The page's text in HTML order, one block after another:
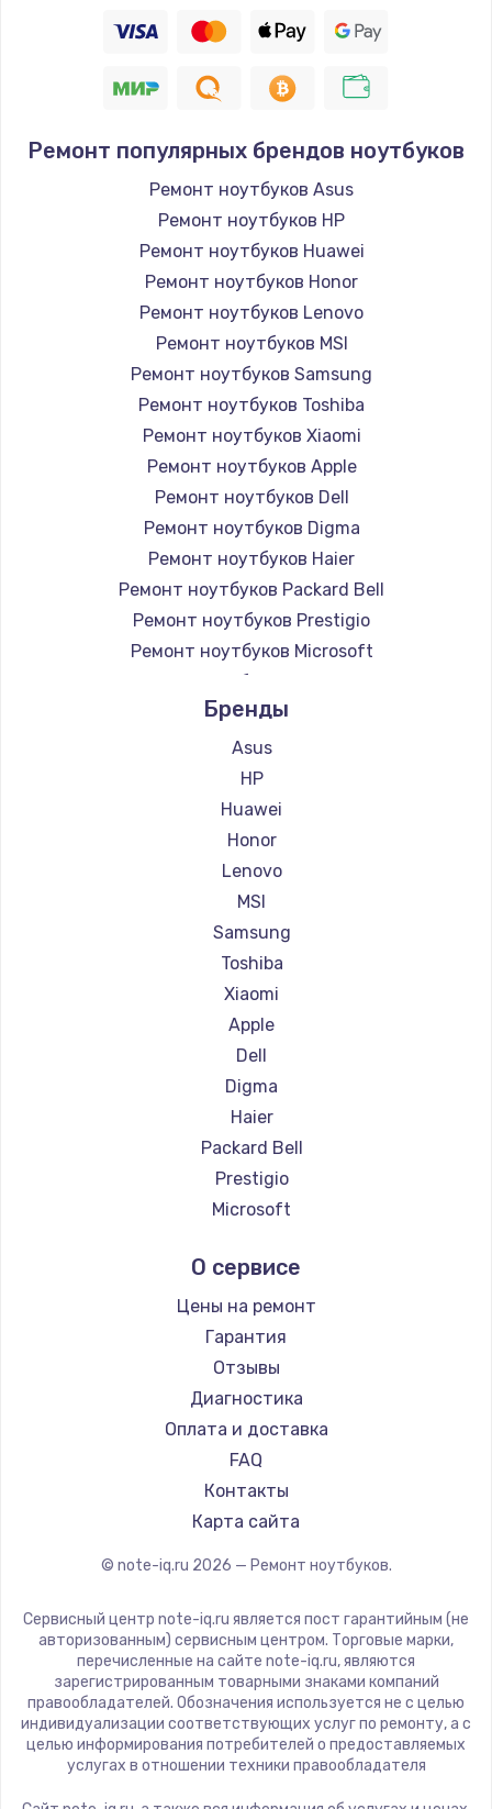
Ремонт популярных брендов ноутбуков
Ремонт ноутбуков Asus
Ремонт ноутбуков HP
Ремонт ноутбуков Huawei
Ремонт ноутбуков Honor
Ремонт ноутбуков Lenovo
Ремонт ноутбуков MSI
Ремонт ноутбуков Samsung
Ремонт ноутбуков Toshiba
Ремонт ноутбуков Xiaomi
Ремонт ноутбуков Apple
Ремонт ноутбуков Dell
Ремонт ноутбуков Digma
Ремонт ноутбуков Haier
Ремонт ноутбуков Packard Bell
Ремонт ноутбуков Prestigio
Ремонт ноутбуков Microsoft
Ремонт ноутбуков Alienware
Ремонт ноутбуков Aquarius
Ремонт ноутбуков Gigabyte
Ремонт ноутбуков Aorus
Ремонт ноутбуков Maibenben
Ремонт ноутбуков Getac
Ремонт ноутбуков Epson
Ремонт ноутбуков Philips
Ремонт ноутбуков LG
Ремонт ноутбуков Panasonic
Ремонт ноутбуков Irbis
Ремонт ноутбуков Thunderobot
Ремонт ноутбуков Hasee
Ремонт ноутбуков ZTE
Ремонт ноутбуков Hiper
Ремонт ноутбуков Evga
Ремонт ноутбуков Google
Ремонт ноутбуков Echips
Ремонт ноутбуков Predator
Ремонт ноутбуков iru
Ремонт ноутбуков Machenike
Ремонт ноутбуков DEXP
Ремонт ноутбуков Teclast
Ремонт ноутбуков CHUWI
Ремонт ноутбуков Colorful
Бренды
Asus
HP
Huawei
Honor
Lenovo
MSI
Samsung
Toshiba
Xiaomi
Apple
Dell
Digma
Haier
Packard Bell
Prestigio
Microsoft
Aquarius
Gigabyte
Aorus
Maibenben
Getac
Epson
Philips
LG
Panasonic
ZTE
Hiper
Evga
Google
Echips
О сервисе
Цены на ремонт
Гарантия
Отзывы
Диагностика
Оплата и доставка
FAQ
Контакты
Карта сайта
© note-iq.ru 2026 — Ремонт ноутбуков.
Сервисный центр note-iq.ru является пост гарантийным (не
авторизованным) сервисным центром. Торговые марки,
перечисленные на сайте note-iq.ru, являются
зарегистрированным товарными знаками компаний
правообладателей. Обозначения используется не с целью
индивидуализации соответствующих услуг по ремонту, а с
целью информирования потребителей о предоставляемых
услугах в отношении техники правообладателя